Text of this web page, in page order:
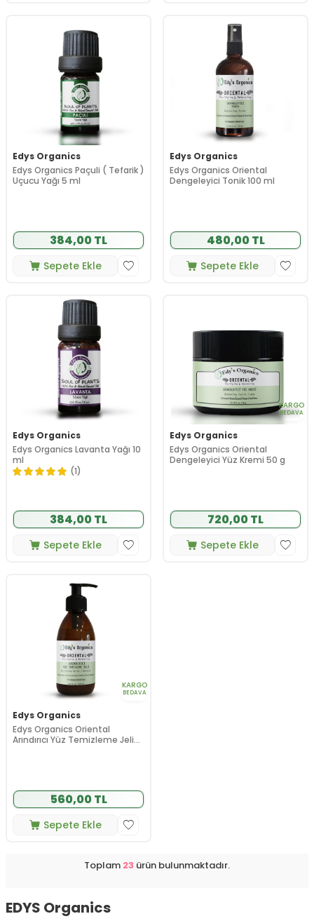
Edys Organics
Edys Organics Paçuli ( Tefarik )
Uçucu Yağı 5 ml
384,00 TL
Sepete Ekle
Edys Organics
Edys Organics Oriental
Dengeleyici Tonik 100 ml
480,00 TL
Sepete Ekle
Edys Organics
Edys Organics Lavanta Yağı 10
ml
(1)
384,00 TL
Sepete Ekle
KARGO
BEDAVA
Edys Organics
Edys Organics Oriental
Dengeleyici Yüz Kremi 50 g
720,00 TL
Sepete Ekle
KARGO
BEDAVA
Edys Organics
Edys Organics Oriental
Arındırıcı Yüz Temizleme Jeli
560,00 TL
Sepete Ekle
Toplam 23 ürün bulunmaktadır.
EDYS Organics